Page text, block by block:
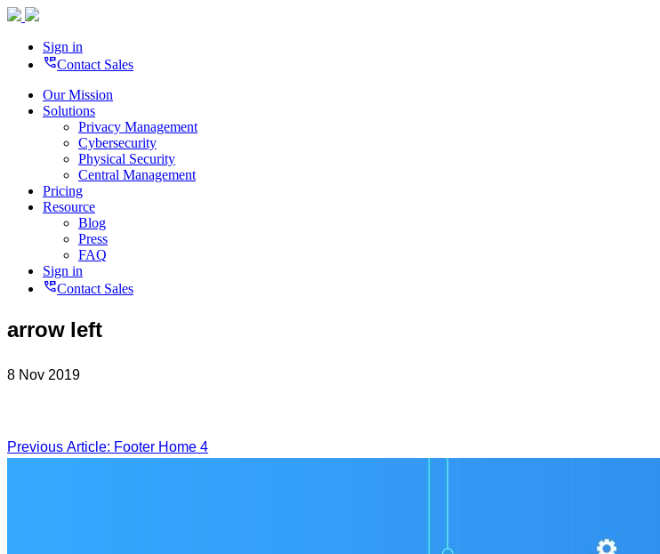
Sign in
perm_phone_msgContact Sales
Our Mission
Solutions
Privacy Management
Cybersecurity
Physical Security
Central Management
Pricing
Resource
Blog
Press
FAQ
Sign in
perm_phone_msgContact Sales
arrow left
8 Nov 2019
Post
Previous Article: Footer Home 4